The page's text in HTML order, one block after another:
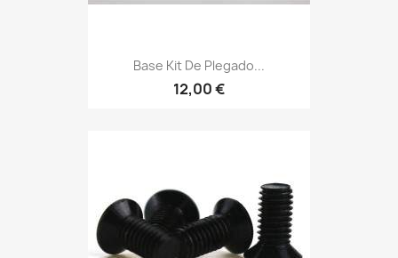
Base Kit De Plegado...
12,00 €